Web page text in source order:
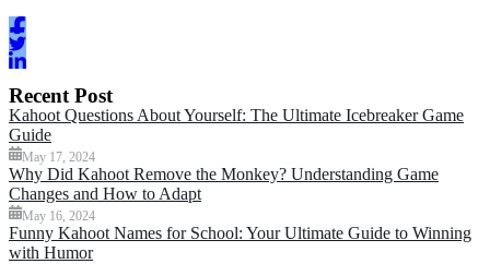
Recent Post
Kahoot Questions About Yourself: The Ultimate Icebreaker Game
Guide
May 17, 2024
Why Did Kahoot Remove the Monkey? Understanding Game
Changes and How to Adapt
May 16, 2024
Funny Kahoot Names for School: Your Ultimate Guide to Winning
with Humor